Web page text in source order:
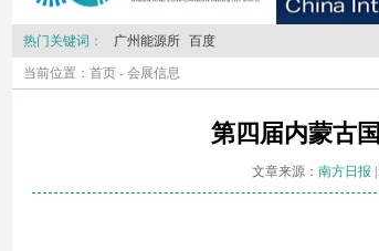
热门关键词： 广州能源所 百度
当前位置： 首页 - 会展信息
第四届内蒙古
文章来源： 南方日报